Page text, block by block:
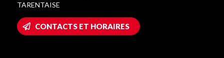
TARENTAISE
CONTACTS ET HORAIRES